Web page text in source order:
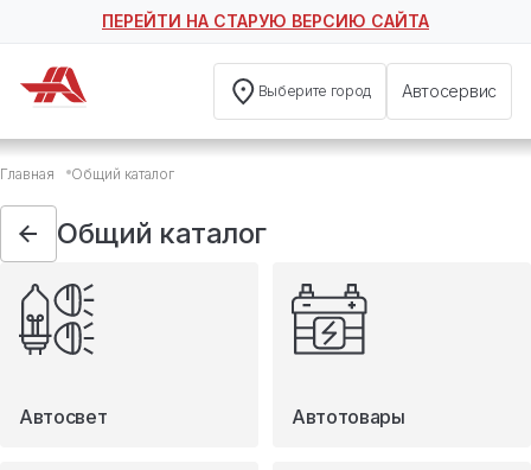
ПЕРЕЙТИ НА СТАРУЮ ВЕРСИЮ САЙТА
Выберите город Автосервис
Общий каталог
Автосвет
Автотовары
Запчасти
Масла и технические жидкости
Мототовары
Туризм
Главная Общий каталог
Общий каталог
Автосвет Автотовары